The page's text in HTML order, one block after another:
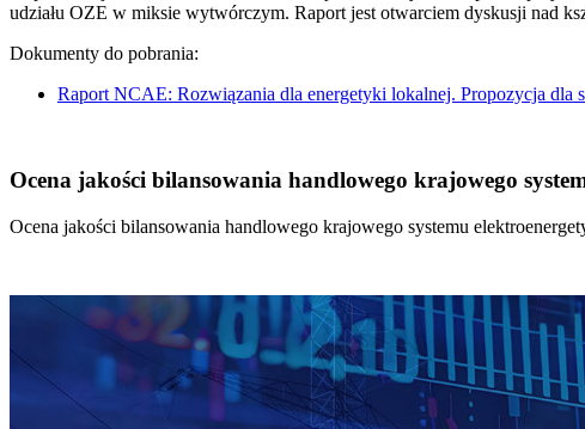
udziału OZE w miksie wytwórczym. Raport jest otwarciem dyskusji nad
Dokumenty do pobrania:
Raport NCAE: Rozwiązania dla energetyki lokalnej. Propozycja dla
Ocena jakości bilansowania handlowego krajowego
Ocena jakości bilansowania handlowego krajowego systemu